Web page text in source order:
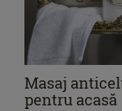
Masaj
pentru acasă